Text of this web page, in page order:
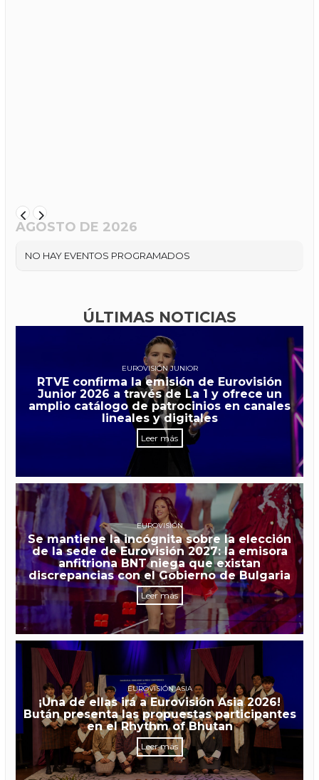
AGOSTO DE 2026
NO HAY EVENTOS PROGRAMADOS
ÚLTIMAS NOTICIAS
EUROVISIÓN JUNIOR
RTVE confirma la emisión de Eurovisión
Junior 2026 a través de La 1 y ofrece un
amplio catálogo de patrocinios en canales
lineales y digitales
Leer más
EUROVISIÓN
Se mantiene la incógnita sobre la elección
de la sede de Eurovisión 2027: la emisora
anfitriona BNT niega que existan
discrepancias con el Gobierno de Bulgaria
Leer más
EUROVISIÓN ASIA
¡Una de ellas irá a Eurovisión Asia 2026!
Bután presenta las propuestas participantes
en el Rhythm of Bhutan
Leer más